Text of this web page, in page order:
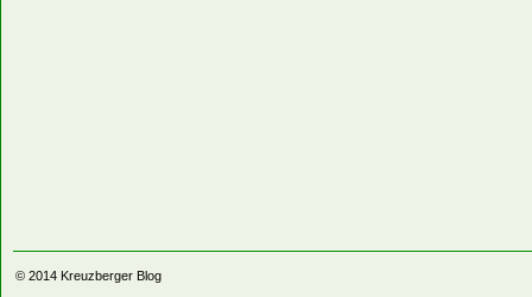
© 2014 Kreuzberger Blog